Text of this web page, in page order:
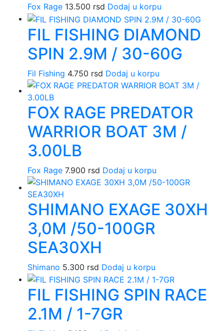
Fox Rage 13.500 rsd Dodaj u korpu
FIL FISHING DIAMOND
SPIN 2.9M / 30-60G
Fil Fishing 4.750 rsd Dodaj u korpu
FOX RAGE PREDATOR
WARRIOR BOAT 3M /
3.00LB
Fox Rage 7.900 rsd Dodaj u korpu
SHIMANO EXAGE 30XH
3,0M /50-100GR
SEA30XH
Shimano 5.300 rsd Dodaj u korpu
FIL FISHING SPIN RACE
2.1M / 1-7GR